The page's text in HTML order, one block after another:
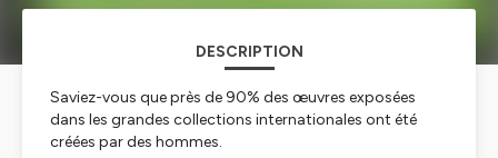
DESCRIPTION
Saviez-vous que près de 90% des œuvres exposées
dans les grandes collections internationales ont été
créées par des hommes.